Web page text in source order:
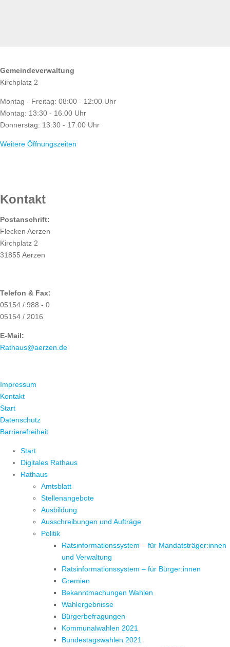
Gemeindeverwaltung
Kirchplatz 2
Montag - Freitag: 08:00 - 12:00 Uhr
Montag: 13:30 - 16.00 Uhr
Donnerstag: 13:30 - 17.00 Uhr
Weitere Öffnungszeiten
Kontakt
Postanschrift:
Flecken Aerzen
Kirchplatz 2
31855 Aerzen
Telefon & Fax:
05154 / 988 - 0
05154 / 2016
E-Mail:
Rathaus@aerzen.de
Impressum
Kontakt
Start
Datenschutz
Barrierefreiheit
Start
Digitales Rathaus
Rathaus
Amtsblatt
Stellenangebote
Ausbildung
Ausschreibungen und Aufträge
Politik
Ratsinformationssystem – für Mandatsträger:innen
und Verwaltung
Ratsinformationssystem – für Bürger:innen
Gremien
Bekanntmachungen Wahlen
Wahlergebnisse
Bürgerbefragungen
Kommunalwahlen 2021
Bundestagswahlen 2021